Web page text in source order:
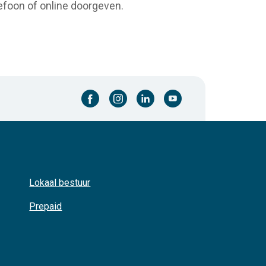
of online doorgeven.
facebook-cirkel instagram-cirkel linkedin-cirkel youtube-cirkel
Lokaal bestuur
Prepaid